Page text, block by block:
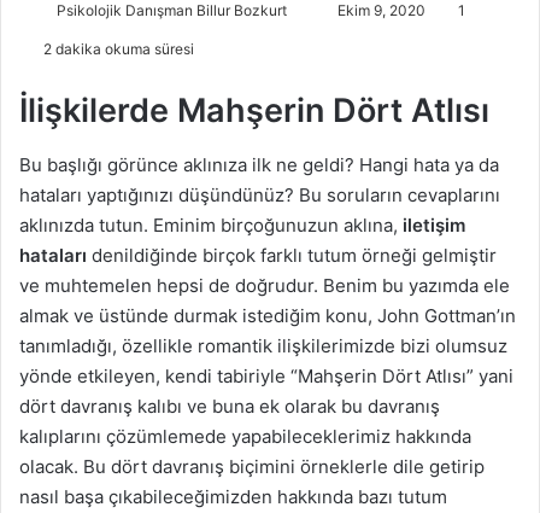
Psikolojik Danışman Billur Bozkurt
-
o
n
d
e
r
m
e
Ekim 9, 2020 1
2 dakika okuma süresi
İlişkilerde Mahşerin Dört Atlısı
Bu başlığı görünce aklınıza ilk ne geldi? Hangi hata ya da
hataları yaptığınızı düşündünüz? Bu soruların cevaplarını
aklınızda tutun. Eminim birçoğunuzun aklına, iletişim
hataları denildiğinde birçok farklı tutum örneği gelmiştir
ve muhtemelen hepsi de doğrudur. Benim bu yazımda ele
almak ve üstünde durmak istediğim konu, John Gottman’ın
tanımladığı, özellikle romantik ilişkilerimizde bizi olumsuz
yönde etkileyen, kendi tabiriyle “Mahşerin Dört Atlısı” yani
dört davranış kalıbı ve buna ek olarak bu davranış
kalıplarını çözümlemede yapabileceklerimiz hakkında
olacak. Bu dört davranış biçimini örneklerle dile getirip
nasıl başa çıkabileceğimizden hakkında bazı tutum